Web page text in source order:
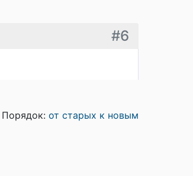
#6
Порядок: от старых к новым